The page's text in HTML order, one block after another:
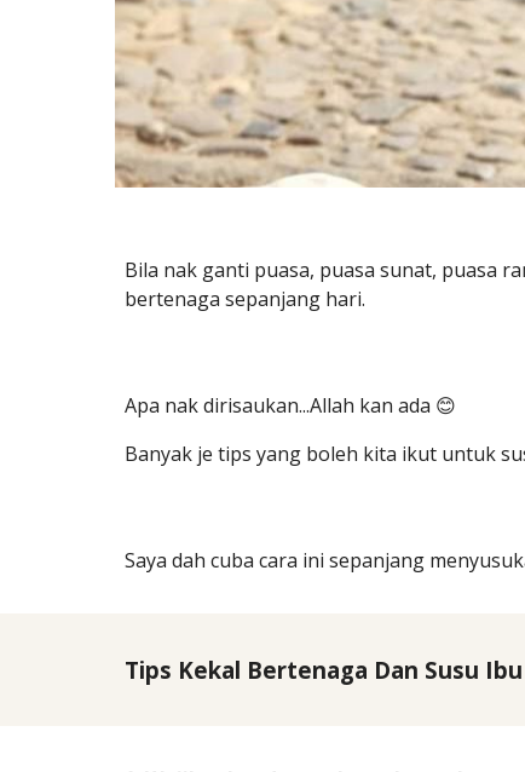
Bila nak ganti puasa, puasa sunat, puasa
bertenaga sepanjang hari.
Apa nak dirisaukan...Allah kan ada 😊
Banyak je tips yang boleh kita ikut untuk
Saya dah cuba cara ini sepanjang
Tips Kekal Bertenaga Dan Susu